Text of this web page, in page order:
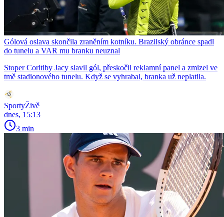
Gólová oslava skončila zraněním kotníku. Brazilský obránce spadl
do tunelu a VAR mu branku neuznal
Stoper Coritiby Jacy slavil gól, přeskočil reklamní panel a zmizel ve
tmě stadionového tunelu. Když se vyhrabal, branka už neplatila.
SportyŽivě
dnes, 15:13
3 min